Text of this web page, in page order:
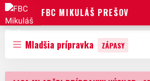
FBC MIKULÁŠ PREŠOV
Mladšia prípravka ZÁPASY